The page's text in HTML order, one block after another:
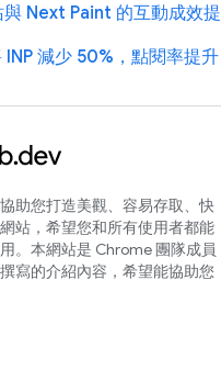
Next Paint 的互動成效
減少 50%，點閱率提升
助您打造美觀、容易存取、快
站，希望您和所有使用者都能
。本網站是 Chrome 團隊成員
寫的介紹內容，希望能協助您